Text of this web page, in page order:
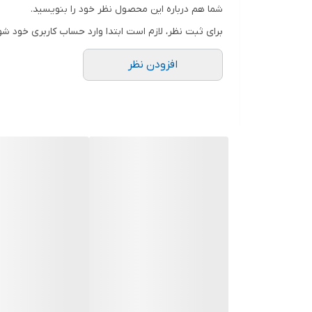
شما هم درباره این محصول نظر خود را بنویسید.
برای ثبت نظر، لازم است ابتدا وارد حساب کاربری خود
افزودن نظر